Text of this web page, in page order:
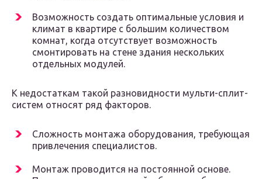
Возможность создать оптимальные условия и
климат в квартире с большим количеством
комнат, когда отсутствует возможность
смонтировать на стене здания нескольких
отдельных модулей.
К недостаткам такой разновидности мульти-сплит-
систем относят ряд факторов.
Сложность монтажа оборудования, требующая
привлечения специалистов.
Монтаж проводится на постоянной основе.